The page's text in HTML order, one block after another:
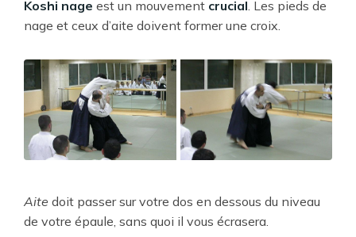
Koshi nage est un mouvement crucial . Les pieds de
nage et ceux d’aite doivent former une croix.
Aite doit passer sur votre dos en dessous du niveau
de votre épaule, sans quoi il vous écrasera.